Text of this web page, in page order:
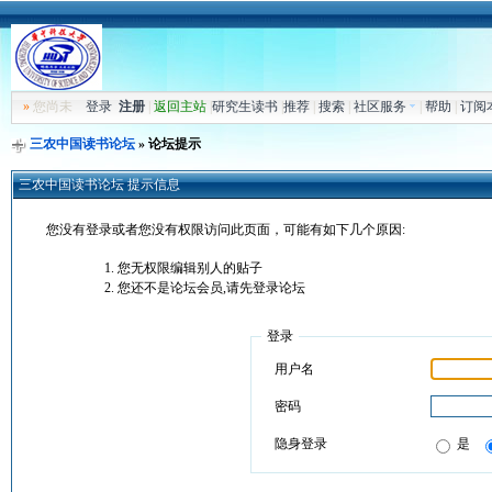
»您尚未 登录 注册| 返回主站| 研究生读书| 推荐| 搜索| 社区服务 帮助 订阅
三农中国读书论坛» 论坛提示
三农中国读书论坛 提示信息
您没有登录或者您没有权限访问此页面，可能有如下几个原因:
您无权限编辑别人的贴子
您还不是论坛会员,请先登录论坛
登录
用户名
密码
隐身登录 是